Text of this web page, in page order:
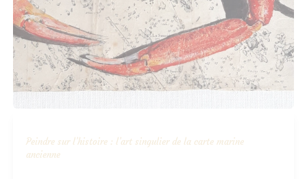
Peindre sur l’histoire : l’art singulier de la carte marine
ancienne